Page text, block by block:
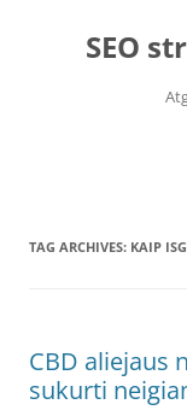
contentSEO
TAG ARCHIVES: KAIP
CBD aliejaus
sukurti